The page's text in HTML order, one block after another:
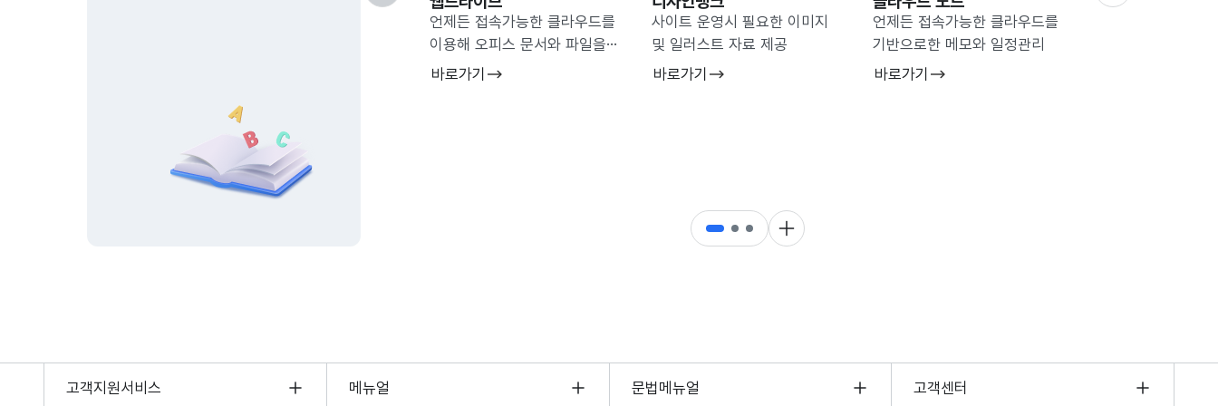
언제든 접속가능한 클라우드를
이용해 오피스 문서와 파일을
관리
바로가기
사이트 운영시 필요한 이미지
및 일러스트 자료 제공
바로가기
언제든 접속가능한 클라우드를
기반으로한 메모와 일정관리
바로가기
더 보기
고객지원서비스 메뉴얼 문법메뉴얼 고객센터